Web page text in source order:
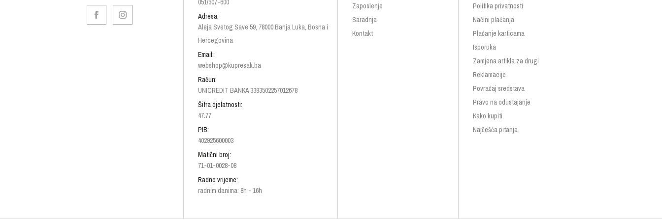
051/307-600
Adresa:
Aleja Svetog Save 59, 78000 Banja Luka, Bosna i
Hercegovina
Email:
webshop@kupresak.ba
Račun:
UNICREDIT BANKA 3383502257012678
Šifra djelatnosti:
47.77
PIB:
402925600003
Matični broj:
71-01-0028-08
Radno vrijeme:
radnim danima: 8h - 16h
Zaposlenje
Saradnja
Kontakt
Politika privatnosti
Načini plaćanja
Plaćanje karticama
Isporuka
Zamjena artikla za drugi
Reklamacije
Povraćaj sredstava
Pravo na odustajanje
Kako kupiti
Najčešća pitanja